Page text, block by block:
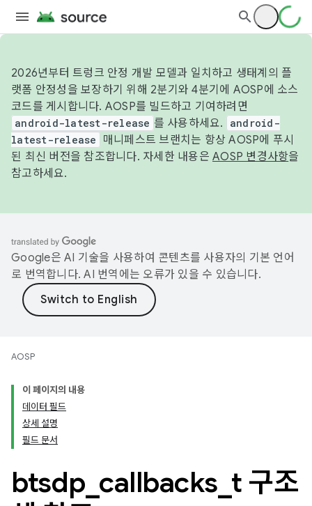
2026년부터 트렁크 안정 개발 모델과 일치하고 생태계의 플
랫폼 안정성을 보장하기 위해 2분기와 4분기에 AOSP에 소스
코드를 게시합니다. AOSP를 빌드하고 기여하려면
android-latest-release 를 사용하세요.
android-
latest-release
매니페스트 브랜치는 항상 AOSP에 푸시
된 최신 버전을 참조합니다. 자세한 내용은 AOSP 변경사항을
참고하세요.
Google은 AI 기술을 사용하여 콘텐츠를 사용자의 기본 언어
로 번역합니다. AI 번역에는 오류가 있을 수 있습니다.
AOSP
이 페이지의 내용
데이터 필드
상세 설명
필드 문서
btsdp callbacks t 구조